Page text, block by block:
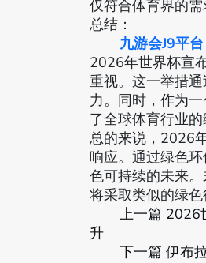
仅符合体育界的需
总结：
九游会J9平台
2026年世界杯宣
重视。这一举措
力。同时，作为
了全球体育行业的
总的来说，2026
响应。通过绿色
色可持续的未来
将采取类似的绿色
上一篇 2026
升
下一篇 伊布